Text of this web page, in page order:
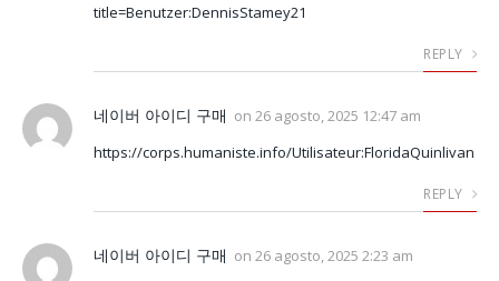
title=Benutzer:DennisStamey21
REPLY
네이버 아이디 구매 on 26 agosto, 2025 12:47 am
https://corps.humaniste.info/Utilisateur:FloridaQuinlivan
REPLY
네이버 아이디 구매 on 26 agosto, 2025 2:23 am